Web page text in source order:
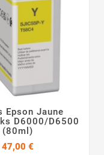

Epson Jaune
D6000/D6500
(80ml)
47,00 €